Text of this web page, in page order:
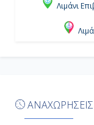
Λιμάνι